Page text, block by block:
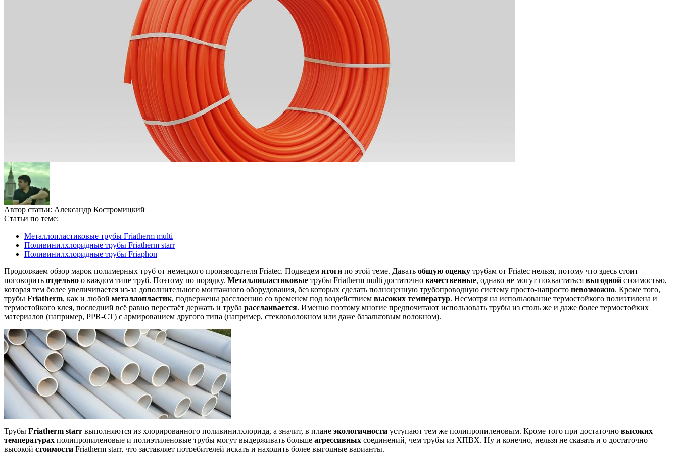
Автор статьи: Александр Костромицкий
Статьи по теме:
Металлопластиковые трубы Friatherm multi
Поливинилхлоридные трубы Friatherm starr
Поливинилхлоридные трубы Friaphon
Продолжаем обзор марок полимерных труб от немецкого производителя Friatec. Подведем итоги по этой теме. Давать общую оценку трубам от Friatec нельзя, потому что здесь стоит
поговорить отдельно о каждом типе труб. Поэтому по порядку. Металлопластиковые трубы Friatherm multi достаточно качественные, однако не могут похвастаться выгодной стоимостью,
которая тем более увеличивается из-за дополнительного монтажного оборудования, без которых сделать полноценную трубопроводную систему просто-напросто невозможно. Кроме того,
трубы Friatherm, как и любой металлопластик, подвержены расслоению со временем под воздействием высоких температур. Несмотря на использование термостойкого полиэтилена и
термостойкого клея, последний всё равно перестаёт держать и труба расслаивается. Именно поэтому многие предпочитают использовать трубы из столь же и даже более термостойких
материалов (например, PPR-CT) с армированием другого типа (например, стекловолокном или даже базальтовым волокном).
Трубы Friatherm starr выполняются из хлорированного поливинилхлорида, а значит, в плане экологичности уступают тем же полипропиленовым. Кроме того при достаточно высоких
температурах полипропиленовые и полиэтиленовые трубы могут выдерживать больше агрессивных соединений, чем трубы из ХПВХ. Ну и конечно, нельзя не сказать и о достаточно
высокой стоимости Friatherm starr, что заставляет потребителей искать и находить более выгодные варианты.